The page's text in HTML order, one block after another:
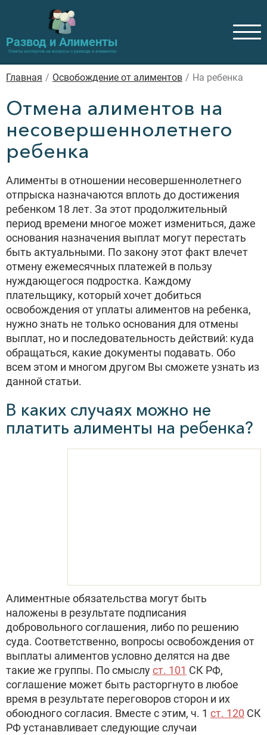
Развод и Алименты
Ответы экспертов на вопросы о разводе и алиментах
Главная / Освобождение от алиментов / На ребенка
Отмена алиментов на
несовершеннолетнего
ребенка
Алименты в отношении несовершеннолетнего
отпрыска назначаются вплоть до достижения
ребенком 18 лет. За этот продолжительный
период времени многое может измениться, даже
основания назначения выплат могут перестать
быть актуальными. По закону этот факт влечет
отмену ежемесячных платежей в пользу
нуждающегося подростка. Каждому
плательщику, который хочет добиться
освобождения от уплаты алиментов на ребенка,
нужно знать не только основания для отмены
выплат, но и последовательность действий: куда
обращаться, какие документы подавать. Обо
всем этом и многом другом Вы сможете узнать из
данной статьи.
В каких случаях можно не
платить алименты на ребенка?
Алиментные обязательства могут быть
наложены в результате подписания
добровольного соглашения, либо по решению
суда. Соответственно, вопросы освобождения от
выплаты алиментов условно делятся на две
такие же группы. По смыслуст. 101 СК РФ,
соглашение может быть расторгнуто в любое
время в результате переговоров сторон и их
обоюдного согласия. Вместе с этим, ч. 1 ст. 120 СК
РФ устанавливает следующие случаи